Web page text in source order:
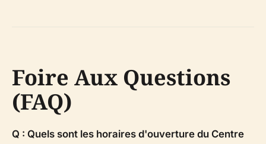
Foire Aux Questions
(FAQ)
Q : Quels sont les horaires d'ouverture du Centre